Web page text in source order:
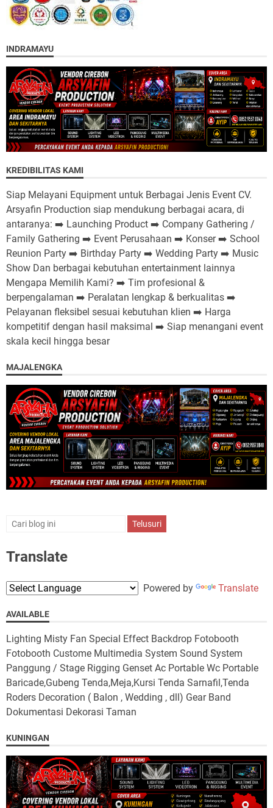
INDRAMAYU
KREDIBILITAS KAMI
Siap Melayani Equipment untuk Berbagai Jenis Event CV.
Arsyafin Production siap mendukung berbagai acara, di
antaranya: ➡️ Launching Product ➡️ Company Gathering /
Family Gathering ➡️ Event Perusahaan ➡️ Konser ➡️ School
Reunion Party ➡️ Birthday Party ➡️ Wedding Party ➡️ Music
Show Dan berbagai kebutuhan entertainment lainnya
Mengapa Memilih Kami? ➡️ Tim profesional &
berpengalaman ➡️ Peralatan lengkap & berkualitas ➡️
Pelayanan fleksibel sesuai kebutuhan klien ➡️ Harga
kompetitif dengan hasil maksimal ➡️ Siap menangani event
skala kecil hingga besar
MAJALENGKA
Translate
Powered by Translate
AVAILABLE
Lighting Misty Fan Special Effect Backdrop Fotobooth
Fotobooth Custome Multimedia System Sound System
Panggung / Stage Rigging Genset Ac Portable Wc Portable
Baricade,Gubeng Tenda,Meja,Kursi Tenda Sarnafil,Tenda
Roders Decoration ( Balon , Wedding , dll) Gear Band
Dokumentasi Dekorasi Taman
KUNINGAN